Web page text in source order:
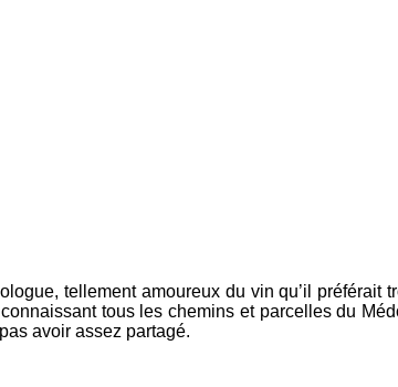
tellement amoureux du vin qu’il préférait
tous les chemins et parcelles du
avoir assez partagé.